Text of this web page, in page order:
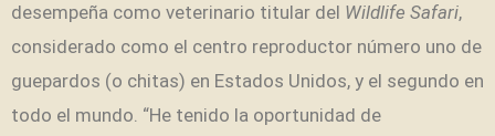
desempeña como veterinario titular del Wildlife Safari,
considerado como el centro reproductor número uno de
guepardos (o chitas) en Estados Unidos, y el segundo en
todo el mundo. “He tenido la oportunidad de